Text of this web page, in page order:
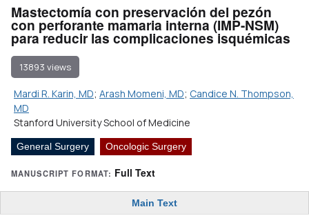
Mastectomía con preservación del pezón
con perforante mamaria interna (IMP-NSM)
para reducir las complicaciones isquémicas
13893 views
Mardi R. Karin, MD; Arash Momeni, MD; Candice N. Thompson,
MD
Stanford University School of Medicine
General Surgery Oncologic Surgery
MANUSCRIPT FORMAT: Full Text
Main Text